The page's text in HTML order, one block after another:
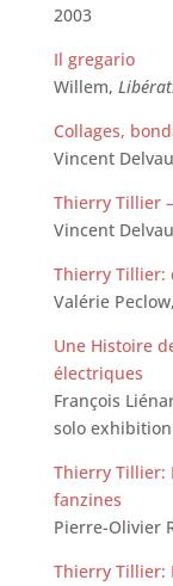
2003
Il gregario
Willem,
Collages,
Vincent
Thierry Tillier
Vincent
Thierry Tillier:
Valérie Peclow,
Une Histoire
électriques
François
solo exhibition
Thierry Tillier:
fanzines
Pierre-Olivier
Thierry Tillier: